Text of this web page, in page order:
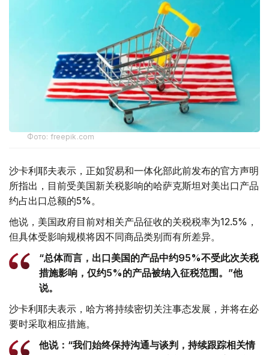
Фото: freepik.com
沙卡利耶夫表示，正如贸易和一体化部此前发布的官方声明
所指出，目前受美国新关税影响的哈萨克斯坦对美出口产品
约占出口总额的5%。
他说，美国政府目前对相关产品征收的关税税率为12.5%，
但具体受影响规模将因不同商品类别而有所差异。
“总体而言，出口美国的产品中约95%不受此次关税
措施影响，仅约5%的产品被纳入征税范围。”他
说。
沙卡利耶夫表示，哈方将持续密切关注事态发展，并将在必
要时采取相应措施。
他说：“我们始终保持沟通与谈判，持续跟踪相关情